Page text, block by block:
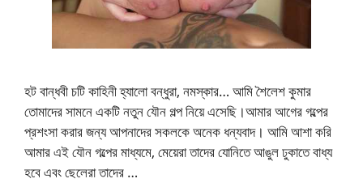
হট বান্ধবী চটি কাহিনী হ্যালো বন্ধুরা, নমস্কার… আমি শৈলেশ কুমার
তোমাদের সামনে একটি নতুন যৌন গল্প নিয়ে এসেছি।আমার আগের গল্পের
প্রশংসা করার জন্য আপনাদের সকলকে অনেক ধন্যবাদ। আমি আশা করি
আমার এই যৌন গল্পের মাধ্যমে, মেয়েরা তাদের যোনিতে আঙুল ঢুকাতে বাধ্য
হবে এবং ছেলেরা তাদের …